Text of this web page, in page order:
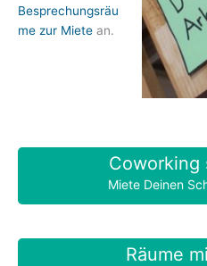
Besprechungsräu
me zur Miete an.
Coworking
Miete Deinen
Räume